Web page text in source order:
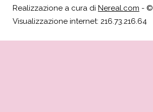
Realizzazione a cura di Nereal.com - ©
Visualizzazione internet: 216.73.216.64